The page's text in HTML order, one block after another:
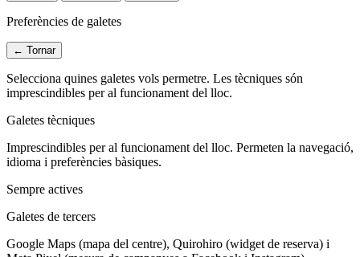
Preferències de galetes
← Tornar
Selecciona quines galetes vols permetre. Les tècniques són
imprescindibles per al funcionament del lloc.
Galetes tècniques
Imprescindibles per al funcionament del lloc. Permeten la navegació,
idioma i preferències bàsiques.
Sempre actives
Galetes de tercers
Google Maps (mapa del centre), Quirohiro (widget de reserva) i